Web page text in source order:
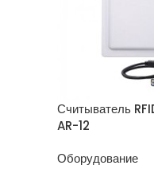
Считыватель
AR-12
Оборудование